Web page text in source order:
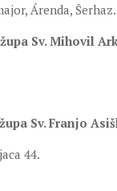
Árenda, Šerhaz.
Sv. Mihovil
Sv. Franjo
44.